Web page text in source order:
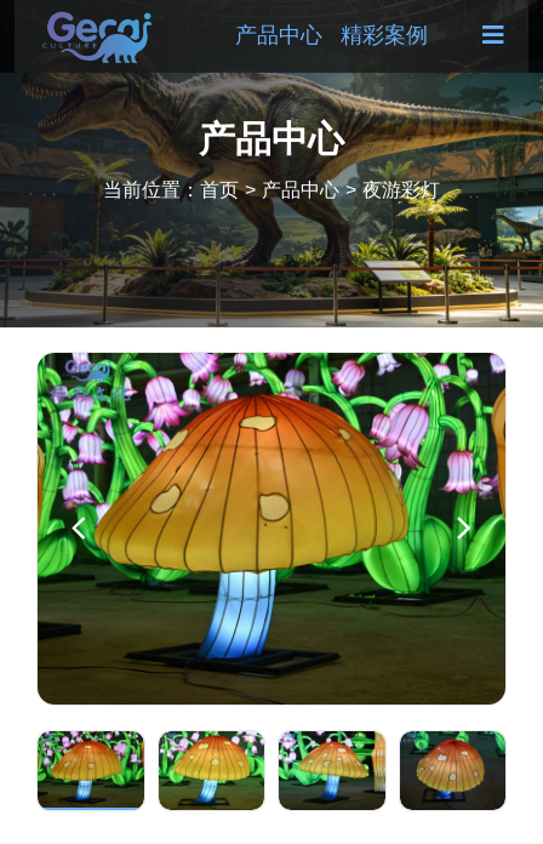
产品中心 精彩案例
产品中心
当前位置：首页 > 产品中心 > 夜游彩灯